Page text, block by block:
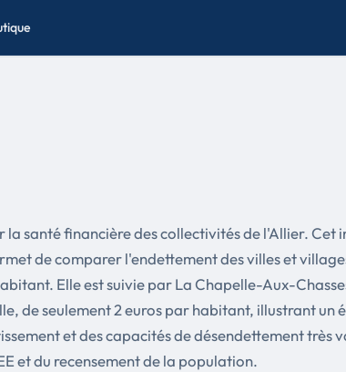
santé financière des collectivités de l'Allier.
de comparer l'endettement des villes et
Elle est suivie par La Chapelle-Aux-
de seulement 2 euros par habitant, illustrant
et des capacités de désendettement très
et du recensement de la population.